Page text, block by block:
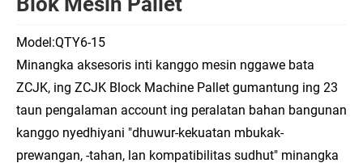
Model:QTY6-15
Minangka aksesoris inti kanggo mesin nggawe bata
ZCJK, ing ZCJK Block Machine Pallet gumantung ing 23
taun pengalaman account ing peralatan bahan bangunan
kanggo nyedhiyani "dhuwur-kekuatan mbukak-
prewangan, -tahan, lan kompatibilitas sudhut" minangka